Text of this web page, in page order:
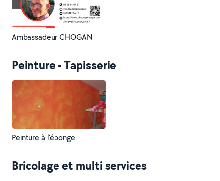
Ambassadeur CHOGAN
Peinture - Tapisserie
Peinture à l'éponge
Bricolage et multi services